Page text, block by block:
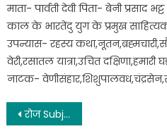
माता- पार्वती देवी पिता- बेनी प्रसाद
काल के भारतेंदु युग के प्रमुख
उपन्यास- रहस्य
वेरी,रसातल यात्रा,उचित
नाटक-
रोज Subjective Questions